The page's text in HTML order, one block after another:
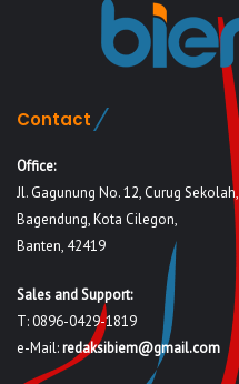
Contact
Office:
Jl. Gagunung No. 12, Curug Sekolah,
Bagendung, Kota Cilegon,
Banten, 42419
Sales and Support:
T: 0896-0429-1819
e-Mail:redaksibiem@gmail.com